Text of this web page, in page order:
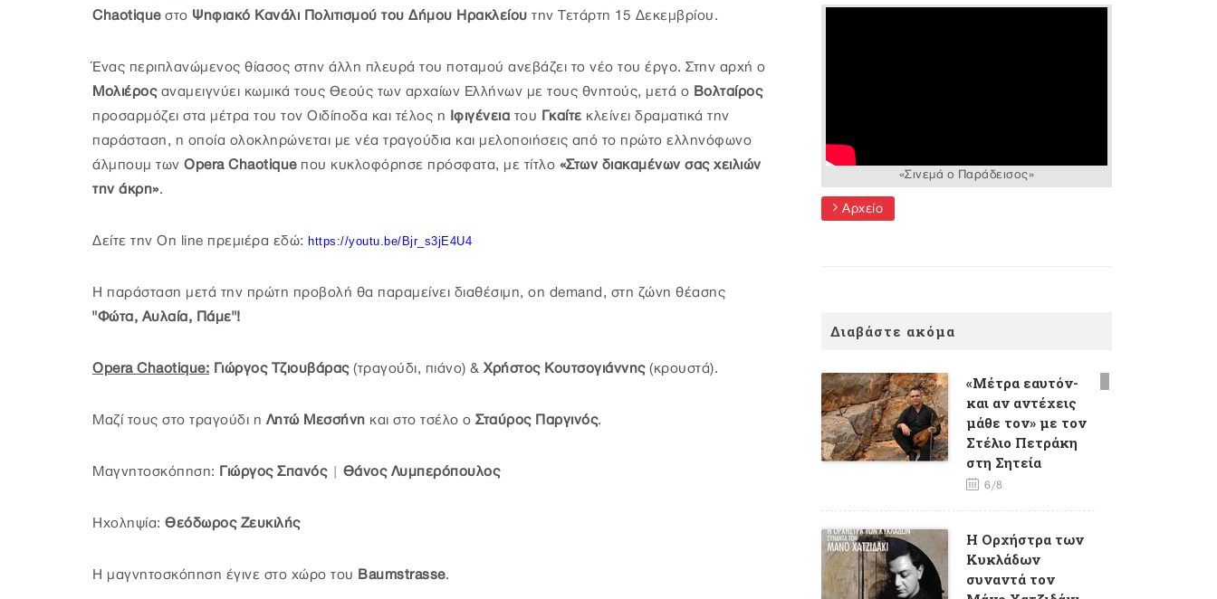
Chaotique στο Ψηφιακό Κανάλι Πολιτισμού του Δήμου Ηρακλείου την Τετάρτη 15 Δεκεμβρίου.
Ένας περιπλανώμενος θίασος στην άλλη πλευρά του ποταμού ανεβάζει το νέο του έργο. Στην αρχή ο
Μολιέροςαναμειγνύει κωμικά τους Θεούς των αρχαίων Ελλήνων με τους θνητούς, μετά ο Βολταίρος
προσαρμόζει στα μέτρα του τον Οιδίποδα και τέλος η Ιφιγένεια του Γκαίτε κλείνει δραματικά την
παράσταση, η οποία ολοκληρώνεται με νέα τραγούδια και μελοποιήσεις από το πρώτο ελληνόφωνο
άλμπουμ των Opera Chaotique που κυκλοφόρησε πρόσφατα, με τίτλο «Στων διακαμένων σας χειλιών
την άκρη».
Δείτε την On line πρεμιέρα εδώ: https://youtu.be/Bjr_s3jE4U4
H παράσταση μετά την πρώτη προβολή θα παραμείνει διαθέσιμη, on demand, στη ζώνη θέασης
"Φώτα, Αυλαία, Πάμε"!
Opera Chaotique: Γιώργος Τζιουβάρας(τραγούδι, πιάνο) & Χρήστος Κουτσογιάννης(κρουστά).
Μαζί τους στο τραγούδι η Λητώ Μεσσήνη και στο τσέλο ο Σταύρος Παργινός.
Μαγνητοσκόπηση: Γιώργος Σπανός| Θάνος Λυμπερόπουλος
Ηχοληψία: Θεόδωρος Ζευκιλής
Η μαγνητοσκόπηση έγινε στο χώρο του Baumstrasse.
«Σινεμά ο Παράδεισος»
Αρχείο
Διαβάστε ακόμα
«Μέτρα εαυτόν-
και αν αντέχεις
μάθε τον» με τον
Στέλιο Πετράκη
στη Σητεία
6/8
H Oρχήστρα των
Κυκλάδων
συναντά τον